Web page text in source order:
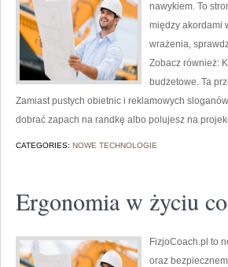
nawykiem. To
między akordami
wrażenia,
Zobacz również:
budżetowe. Ta
Zamiast pustych obietnic i reklamowych
dobrać zapach na randkę albo polujesz na
CATEGORIES: NOWE TECHNOLOGIE
Ergonomia w życiu
FizjoCoach.pl to
oraz